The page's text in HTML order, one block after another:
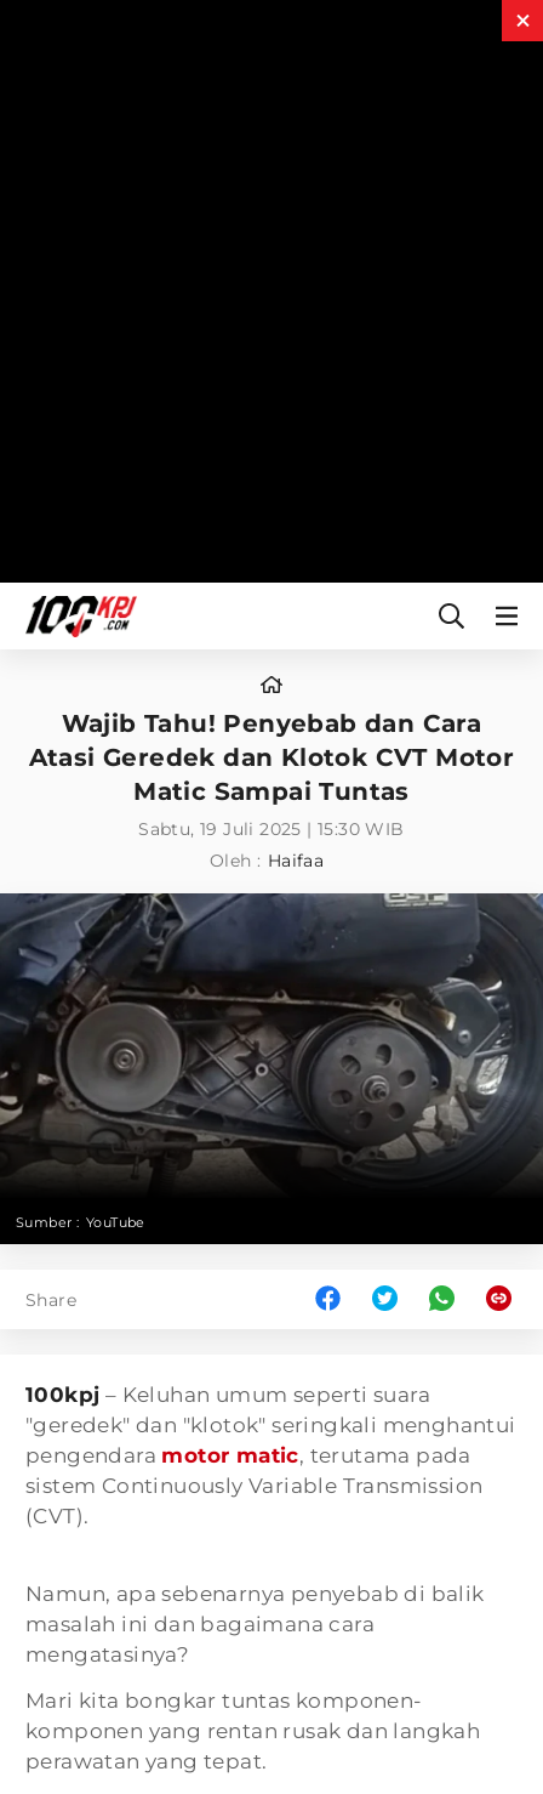
Wajib Tahu! Penyebab dan Cara
Atasi Geredek dan Klotok CVT Motor
Matic Sampai Tuntas
Sabtu, 19 Juli 2025 | 15:30 WIB
Oleh : Haifaa
Sumber : YouTube
Share
100kpj – Keluhan umum seperti suara
"geredek" dan "klotok" seringkali menghantui
pengendara motor matic, terutama pada
sistem Continuously Variable Transmission
(CVT).
Namun, apa sebenarnya penyebab di balik
masalah ini dan bagaimana cara
mengatasinya?
Mari kita bongkar tuntas komponen-
komponen yang rentan rusak dan langkah
perawatan yang tepat.